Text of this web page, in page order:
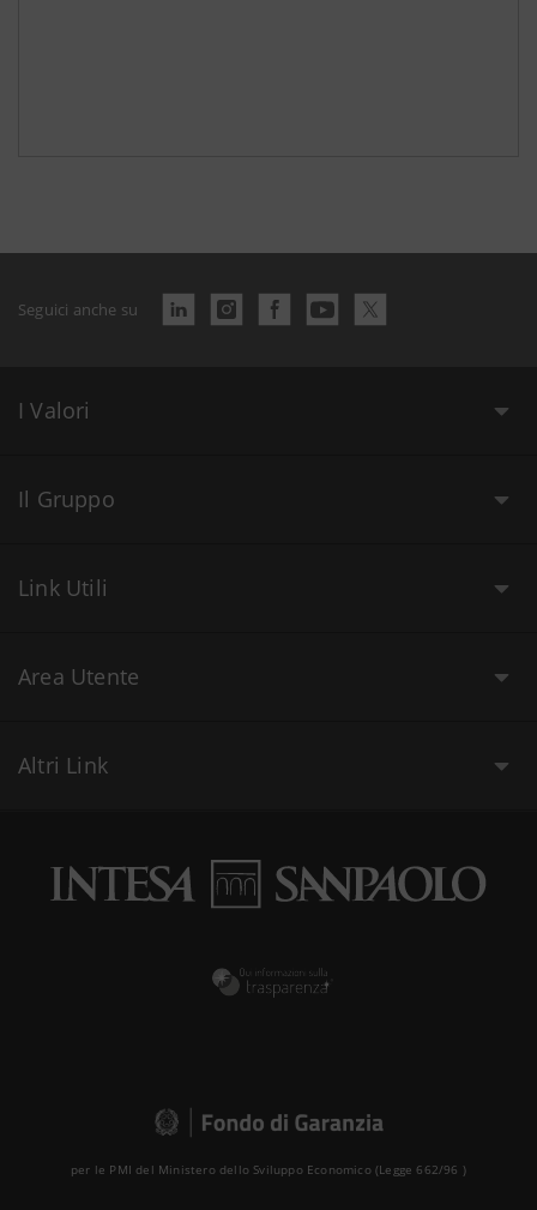
Seguici anche su
I Valori
Il Gruppo
Link Utili
Area Utente
Altri Link
per le PMI del Ministero dello Sviluppo Economico (Legge 662/96 )